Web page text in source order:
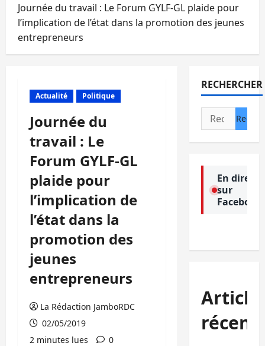
Journée du travail : Le Forum GYLF-GL plaide pour
l’implication de l’état dans la promotion des jeunes
entrepreneurs
Actualité Politique
Journée du
travail : Le
Forum GYLF-GL
plaide pour
l’implication de
l’état dans la
promotion des
jeunes
entrepreneurs
La Rédaction JamboRDC
02/05/2019
2 minutes lues
0
RECHERCHER
Rechercher :
En direct
sur
Facebook